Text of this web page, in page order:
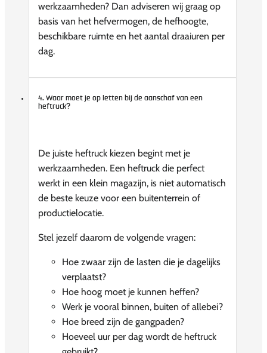
werkzaamheden? Dan adviseren wij graag op
basis van het hefvermogen, de hefhoogte,
beschikbare ruimte en het aantal draaiuren per
dag.
4. Waar moet je op letten bij de aanschaf van een
heftruck?
De juiste heftruck kiezen begint met je
werkzaamheden. Een heftruck die perfect
werkt in een klein magazijn, is niet automatisch
de beste keuze voor een buitenterrein of
productielocatie.
Stel jezelf daarom de volgende vragen:
Hoe zwaar zijn de lasten die je dagelijks
verplaatst?
Hoe hoog moet je kunnen heffen?
Werk je vooral binnen, buiten of allebei?
Hoe breed zijn de gangpaden?
Hoeveel uur per dag wordt de heftruck